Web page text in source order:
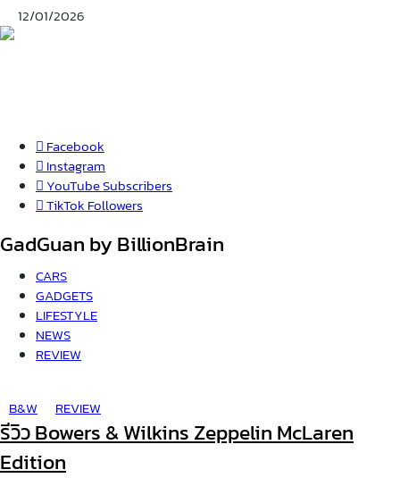
12/01/2026
Facebook
Instagram
YouTubeSubscribers
TikTok Followers
GadGuan by BillionBrain
CARS
GADGETS
LIFESTYLE
NEWS
REVIEW
B&W REVIEW
รีวิว Bowers & Wilkins Zeppelin McLaren
Edition